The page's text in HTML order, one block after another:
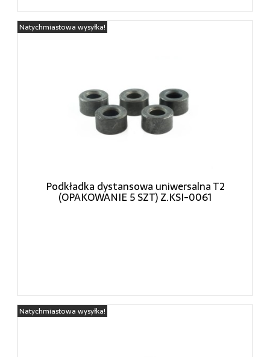
Podkładka dystansowa uniwersalna T2
(OPAKOWANIE 5 SZT) Z.KSI-0061
Natychmiastowa wysyłka!
Natychmiastowa wysyłka!